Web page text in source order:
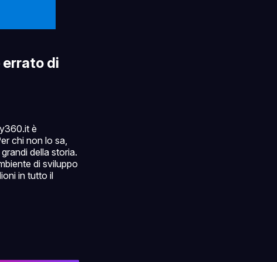
di
è
chi non lo sa,
della storia.
di sviluppo
in tutto il